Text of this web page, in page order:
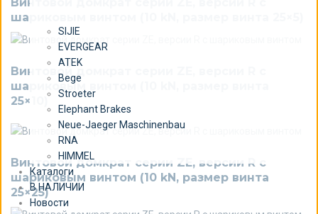
SIJIE
EVERGEAR
ATEK
Bege
Stroeter
Elephant Brakes
Neue-Jaeger Maschinenbau
RNA
HIMMEL
Каталоги
В НАЛИЧИИ
Новости
шариковым винтом (10 kN, размер винта 25×5)
Винтовой домкрат серии ZE, версии R c
шариковым винтом (10 kN, размер винта
25×10)
Винтовой домкрат серии ZE, версии R c
шариковым винтом (10 kN, размер винта
25×25)